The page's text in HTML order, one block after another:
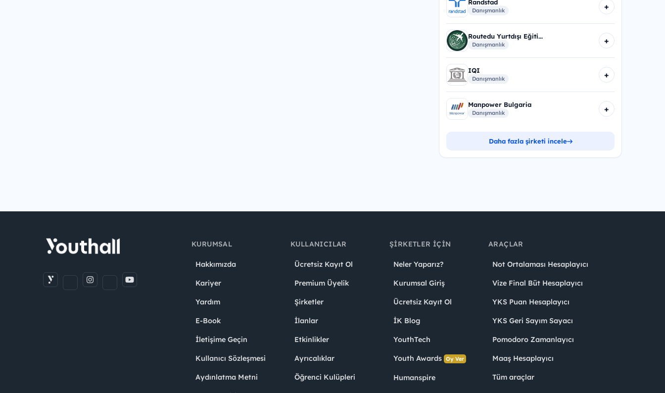
Randstad
Danışmanlık +
Routedu Yurtdışı Eğiti...
Danışmanlık +
IQI
Danışmanlık +
Manpower Bulgaria
Danışmanlık +
Daha fazla şirketi incele
KURUMSAL
Hakkımızda
Kariyer
Yardım
E-Book
İletişime Geçin
Kullanıcı Sözleşmesi
Aydınlatma Metni
KULLANICILAR
Ücretsiz Kayıt Ol
Premium Üyelik
Şirketler
İlanlar
Etkinlikler
Ayrıcalıklar
Öğrenci Kulüpleri
ŞIRKETLER İÇIN
Neler Yaparız?
Kurumsal Giriş
Ücretsiz Kayıt Ol
İK Blog
YouthTech
Youth Awards Oy Ver
Humanspire
ARAÇLAR
Not Ortalaması Hesaplayıcı
Vize Final Büt Hesaplayıcı
YKS Puan Hesaplayıcı
YKS Geri Sayım Sayacı
Pomodoro Zamanlayıcı
Maaş Hesaplayıcı
Tüm araçlar